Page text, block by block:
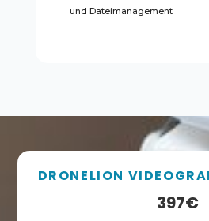
und Dateimanagement
DRONELION
397€